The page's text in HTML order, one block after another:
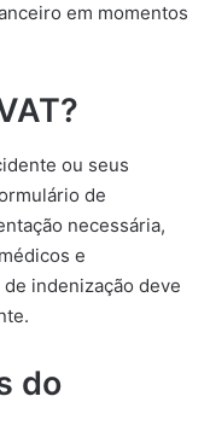
em momentos
ou seus
de
necessária,
e
indenização deve
do